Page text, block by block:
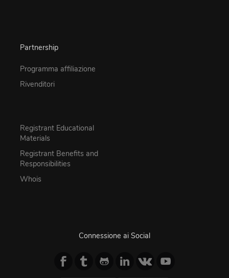
Partnership
Programma affiliazione
Rivenditori
Registrant Educational
Materials
Registrant Benefits and
Responsibilities
Whois
Connessione ai Social